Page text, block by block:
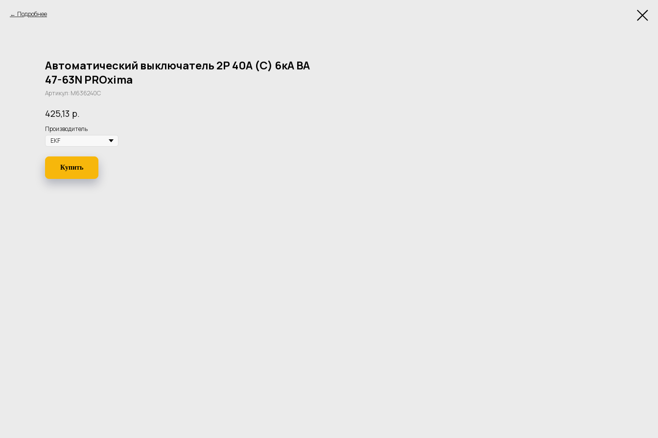
Подробнее
Автоматический выключатель 2P 40А (C) 6кА ВА
47-63N PROxima
Артикул: M636240C
425,13 р.
Производитель
Купить